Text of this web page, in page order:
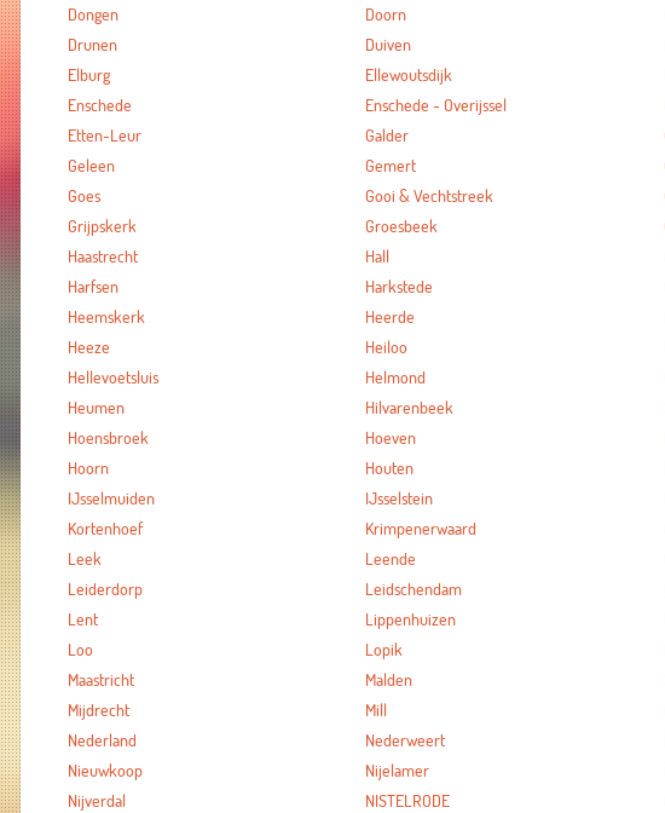
Dongen
Doorn
Drunen
Duiven
Elburg
Ellewoutsdijk
Enschede
Enschede - Overijssel
Etten-Leur
Galder
Geleen
Gemert
Goes
Gooi & Vechtstreek
Grijpskerk
Groesbeek
Haastrecht
Hall
Harfsen
Harkstede
Heemskerk
Heerde
Heeze
Heiloo
Hellevoetsluis
Helmond
Heumen
Hilvarenbeek
Hoensbroek
Hoeven
Hoorn
Houten
IJsselmuiden
IJsselstein
Kortenhoef
Krimpenerwaard
Leek
Leende
Leiderdorp
Leidschendam
Lent
Lippenhuizen
Loo
Lopik
Maastricht
Malden
Mijdrecht
Mill
Nederland
Nederweert
Nieuwkoop
Nijelamer
Nijverdal
NISTELRODE